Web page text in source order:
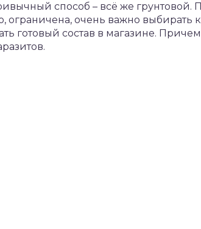
способ – всё же грунтовой.
ограничена, очень важно выбирать
готовый состав в магазине.